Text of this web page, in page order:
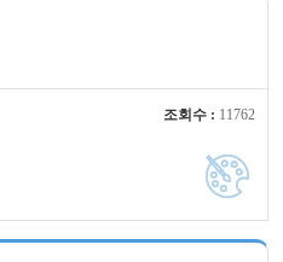
조회수 : 11762